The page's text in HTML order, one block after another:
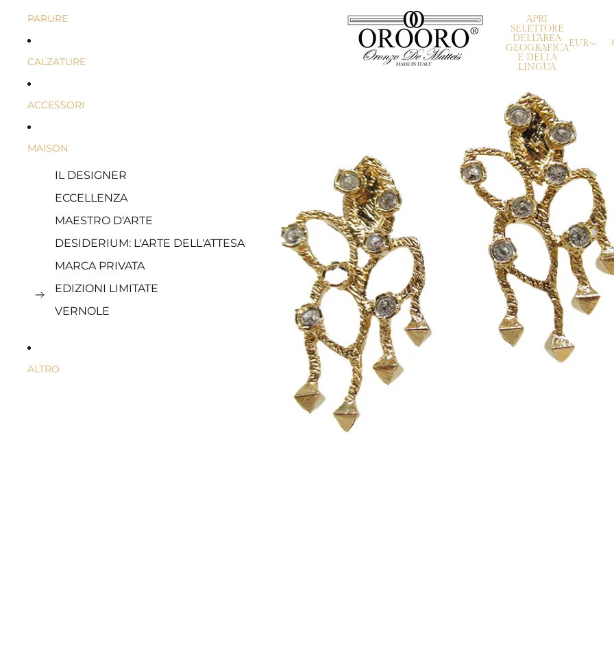
PARURE
CALZATURE
ACCESSORI
MAISON
IL DESIGNER
ECCELLENZA
MAESTRO D'ARTE
DESIDERIUM: L'ARTE DELL'ATTESA
MARCA PRIVATA
EDIZIONI LIMITATE
VERNOLE
ALTRO
APRI
SELETTORE
DELL'AREA
GEOGRAFICA
E DELLA
LINGUA
EUR